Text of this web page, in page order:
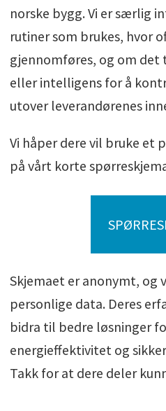
norske bygg. Vi er særlig
rutiner som brukes, hvor
gjennomføres, og om det
eller intelligens for å
utover leverandørenes
Vi håper dere vil bruke et
på vårt korte
Skjemaet er anonymt, og
personlige data. Deres
bidra til bedre løsninger
energieffektivitet og
Takk for at dere deler